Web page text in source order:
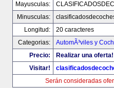
Mayusculas:
Minusculas:
Longitud:
20 caracteres
Categorias:
AutomÃ³viles y
Precio:
Realizar una oferta!
Visitar!
Serán consideradas